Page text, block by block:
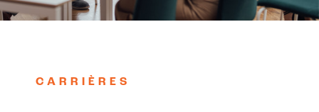
CARRIÈRES